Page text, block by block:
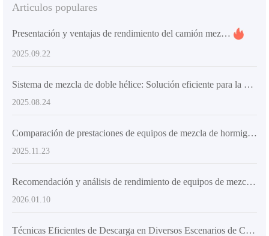
Articulos populares
Presentación y ventajas de rendimiento del camión mezclador de concreto autoalimentado para proyectos de construcción grandes y medianos
2025.09.22
Sistema de mezcla de doble hélice: Solución eficiente para la homogeneización en grandes volúmenes de concreto
2025.08.24
Comparación de prestaciones de equipos de mezcla de hormigón eficientes: Desglose de modelos tradicionales y sistemas de control inteligentes
2025.11.23
Recomendación y análisis de rendimiento de equipos de mezcla de concreto inteligentes para la construcción rural
2026.01.10
Técnicas Eficientes de Descarga en Diversos Escenarios de Construcción: Aplicaciones desde Obras Viales hasta Edificios Altos